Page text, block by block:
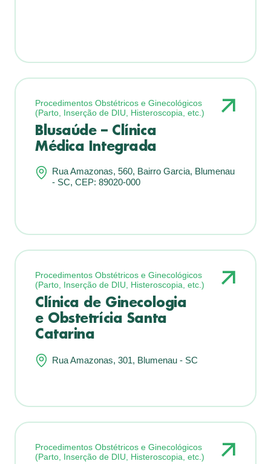
Procedimentos Obstétricos e Ginecológicos
(Parto, Inserção de DIU, Histeroscopia, etc.)
Blusaúde – Clínica
Médica Integrada
Rua Amazonas, 560, Bairro Garcia, Blumenau
- SC, CEP: 89020-000
Procedimentos Obstétricos e Ginecológicos
(Parto, Inserção de DIU, Histeroscopia, etc.)
Clínica de Ginecologia
e Obstetrícia Santa
Catarina
Rua Amazonas, 301, Blumenau - SC
Procedimentos Obstétricos e Ginecológicos
(Parto, Inserção de DIU, Histeroscopia, etc.)